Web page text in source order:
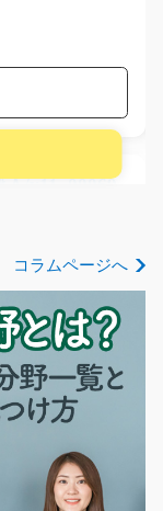
/y11_00069
コラムページへ